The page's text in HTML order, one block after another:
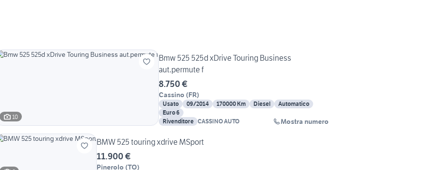
10
Bmw 525 525d xDrive Touring Business
aut.permute f
8.750 €
Cassino (FR)
Usato 09/2014 170000 Km Diesel
Automatico
Euro 6
Rivenditore CASSINO AUTO Mostra numero
BMW 525 touring xdrive MSport
11.900 €
Pinerolo (TO)